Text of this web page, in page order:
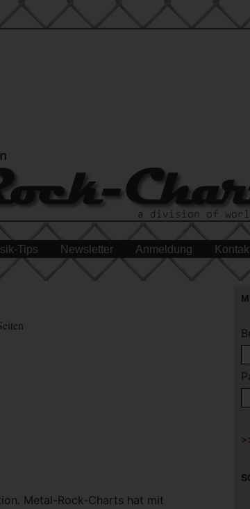
Tips Newsletter Anmeldung
Metal-Rock-Charts hat mit